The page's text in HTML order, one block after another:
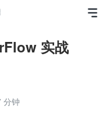
实战
分钟